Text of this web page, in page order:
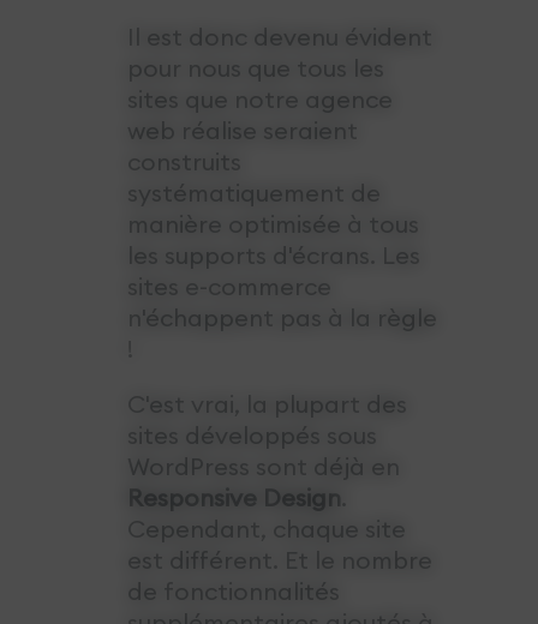
Il est donc devenu évident
pour nous que tous les
sites que notre agence
web réalise seraient
construits
systématiquement de
manière optimisée à tous
les supports d'écrans. Les
sites e-commerce
n'échappent pas à la règle
C'est vrai, la plupart des
sites développés sous
WordPress sont déjà en
Responsive Design
Cependant, chaque site
est différent. Et le nombre
de fonctionnalités